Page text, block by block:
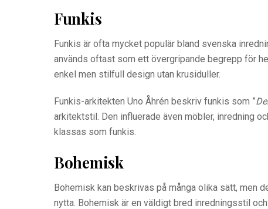
Funkis
Funkis är ofta mycket populär bland svenska
används oftast som ett övergripande begrepp för
enkel men stilfull design utan krusiduller.
Funkis-arkitekten Uno Åhrén beskriv funkis som ”
arkitektstil. Den influerade även möbler, inredning
klassas som funkis.
Bohemisk
Bohemisk kan beskrivas på många olika sätt, men
nytta. Bohemisk är en väldigt bred inredningsstil